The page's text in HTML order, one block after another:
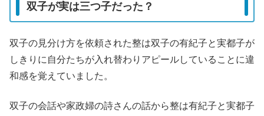
双子が実は三つ子だった？
双子の見分け方を依頼された整は双子の有紀子と実都子が
しきりに自分たちが入れ替わりアピールしていることに違
和感を覚えていました。
双子の会話や家政婦の詩さんの話から整は有紀子と実都子